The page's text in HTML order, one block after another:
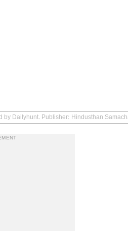
by Dailyhunt. Publisher: Hindusthan